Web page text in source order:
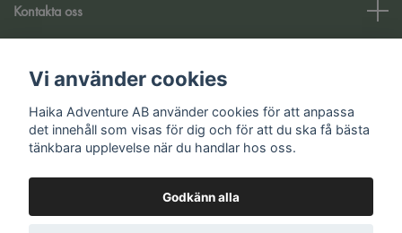
Kontakta oss
Sociala medier
Vi använder cookies
Haika Adventure AB använder cookies för att anpassa
det innehåll som visas för dig och för att du ska få bästa
tänkbara upplevelse när du handlar hos oss.
Godkänn alla